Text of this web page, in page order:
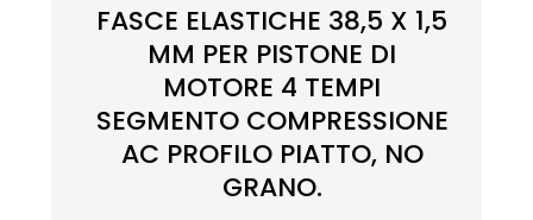
FASCE ELASTICHE 38,5 X 1,5
MM PER PISTONE DI
MOTORE 4 TEMPI
SEGMENTO COMPRESSIONE
AC PROFILO PIATTO, NO
GRANO.